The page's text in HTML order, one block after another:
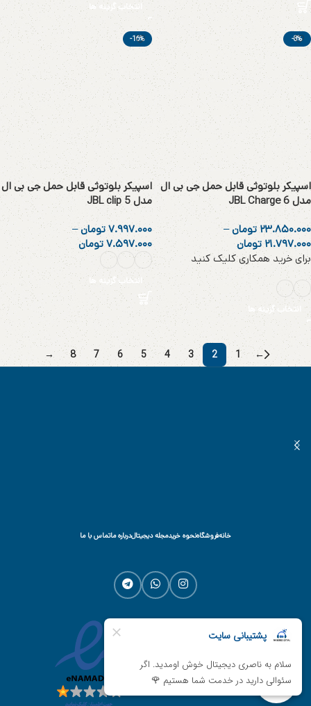
انتخاب گزینه ها
-8%
اسپیکر بلوتوثی قابل حمل جی بی ال
مدل JBL Charge 6
۲۳.۸۵۰.۰۰۰تومان–
۲۱.۷۹۷.۰۰۰تومان
برای خرید همکاری کلیک کنید
انتخاب گزینه ها
-16%
اسپیکر بلوتوثی قابل حمل جی بی ال
مدل JBL clip 5
۷.۹۹۷.۰۰۰تومان–
۷.۵۹۷.۰۰۰تومان
انتخاب گزینه ها
←
1
2
3
4
5
6
7
8
→
خانهفروشگاهنحوه خریدمجله دیجیتالدرباره ماتماس با ما